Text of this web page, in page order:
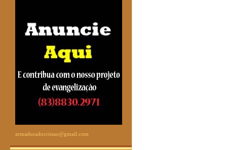
armaduradocristao@gmail.com